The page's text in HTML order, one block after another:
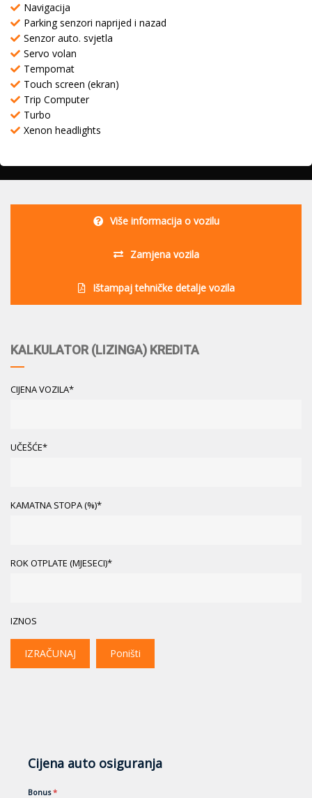
Navigacija
Parking senzori naprijed i nazad
Senzor auto. svjetla
Servo volan
Tempomat
Touch screen (ekran)
Trip Computer
Turbo
Xenon headlights
Više informacija o vozilu
Zamjena vozila
Ištampaj tehničke detalje vozila
KALKULATOR (LIZINGA) KREDITA
CIJENA VOZILA*
UČEŠĆE*
KAMATNA STOPA (%)*
ROK OTPLATE (MJESECI)*
IZNOS
IZRAČUNAJ Poništi
Cijena auto osiguranja
Bonus *